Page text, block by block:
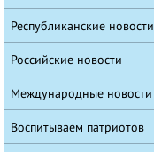
Республиканские новости
Российские новости
Международные новости
Воспитываем патриотов